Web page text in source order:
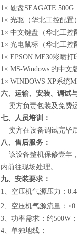
1× 硬盘SEAGATE 500G
1× 光驱（华北工控配置
1× 中文键盘（华北工控
1× 光电鼠标（华北工控
1× EPSON ME30彩喷打
1× MS-Windows 的中文
1× WINDOWS XP系统
六、运输、安装、调试
卖方负责包装及免费
七、人员培训：
卖方在设备调试完毕
八、售后服务：
该设备整机保修壹年
内前往现场处理。
九、安装要求：
1、空压机气源压力：
2、空压机气源流量：
3、功率需求：约500W
4、单独地线；